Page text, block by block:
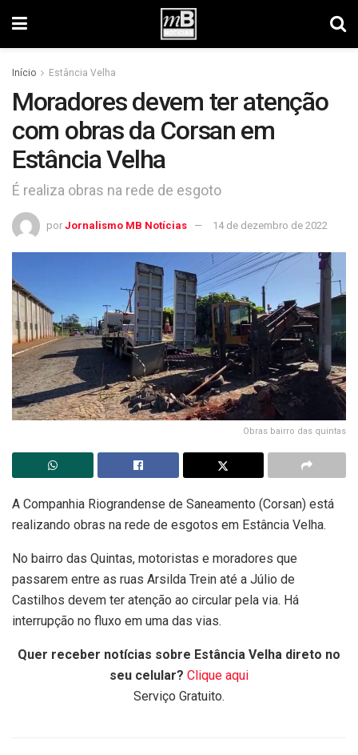
Início Estância Velha
Moradores devem ter atenção
com obras da Corsan em
Estância Velha
É realiza obras na rede de esgoto
por Jornalismo MB Notícias 14 de dezembro de 2022
Obras bairro das quintas
A Companhia Riograndense de Saneamento (Corsan) está
realizando obras na rede de esgotos em Estância Velha.
No bairro das Quintas, motoristas e moradores que
passarem entre as ruas Arsilda Trein até a Júlio de
Castilhos devem ter atenção ao circular pela via. Há
interrupção no fluxo em uma das vias.
Quer receber notícias sobre Estância Velha direto no
seu celular? Clique aqui
Serviço Gratuito.